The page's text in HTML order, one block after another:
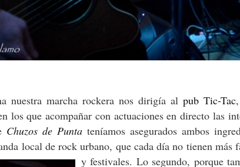
nuestra marcha rockera nos dirigía al pub Tic-Tac
los que acompañar con actuaciones en directo las
Chuzos de Punta teníamos asegurados ambos
local de rock urbano, que cada día no tienen más
y festivales. Lo segundo, porque